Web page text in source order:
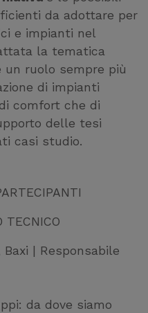
da adottare per
e impianti nel
la tematica
un ruolo sempre più
di impianti
comfort che di
delle tesi
casi studio.
TECNICO
Baxi | Responsabile
da dove siamo